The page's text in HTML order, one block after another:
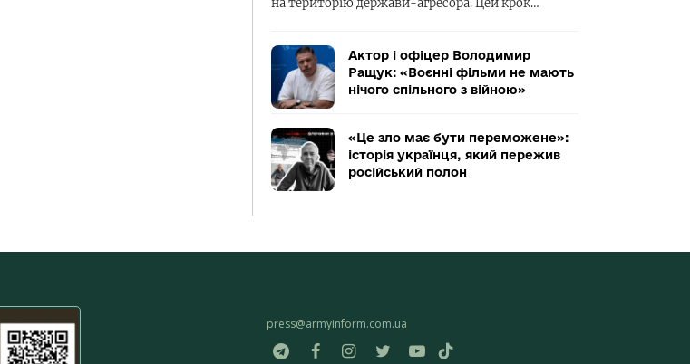
на територію держави-агресора. Цей крок…
Актор і офіцер Володимир
Ращук: «Воєнні фільми не мають
нічого спільного з війною»
«Це зло має бути переможене»:
історія українця, який пережив
російський полон
press@armyinform.com.ua